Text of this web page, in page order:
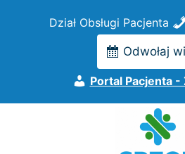
Dział Obsługi Pacjenta
Odwołaj
Portal Pacjenta -